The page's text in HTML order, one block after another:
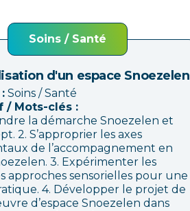
Soins / Santé
d'un espace Snoezelen
Soins / Santé
/ Mots-clés :
la démarche Snoezelen et
2. S’approprier les axes
de l’accompagnement en
3. Expérimenter les
approches sensorielles pour une
4. Développer le projet de
d’espace Snoezelen dans